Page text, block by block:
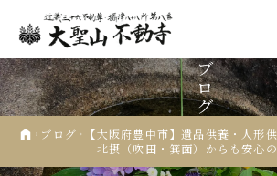
不動寺について
ブ
ロ
グ
ブログ
【大阪府豊中市】遺品供養・人形
｜北摂（吹田・箕面）からも安心